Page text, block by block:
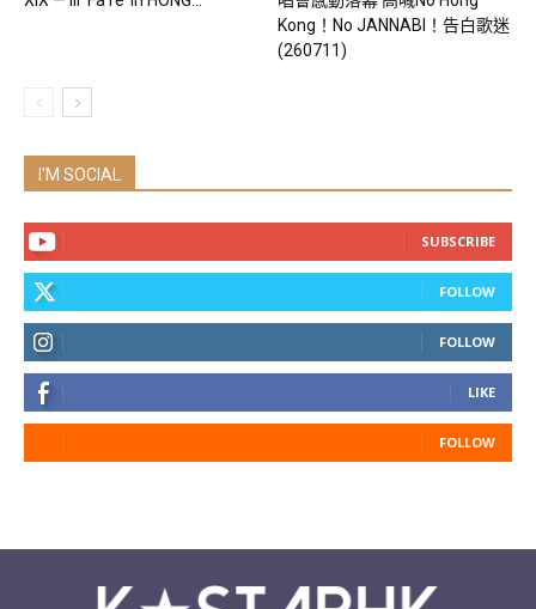
Kong！No JANNABI！告白歌迷
(260711)
I'M SOCIAL
SUBSCRIBE
FOLLOW
FOLLOW
LIKE
FOLLOW